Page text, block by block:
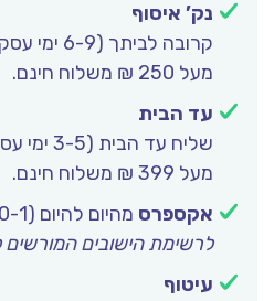
נק’ איסוף
מעל 250 ₪ משלוח חינם.
עד הבית
מעל 399 ₪ משלוח חינם.
אקספרס מהיום להיום (0-1 ימי עסקים) – 37 ₪.
לרשימת הישובים
עיטוף